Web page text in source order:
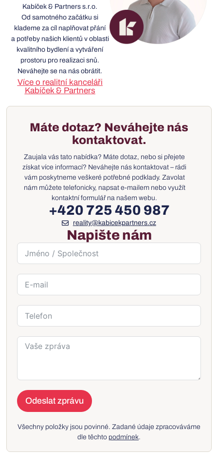
Kabíček & Partners s.r.o.
Od samotného začátku si
klademe za cíl naplňovat přání
a potřeby našich klientů v oblasti
kvalitního bydlení a vytváření
prostoru pro realizaci snů.
Neváhejte se na nás obrátit.
Více o realitní kanceláři
Kabíček & Partners
Máte dotaz? Neváhejte nás
kontaktovat.
Zaujala vás tato nabídka? Máte dotaz, nebo si přejete
získat více informací? Neváhejte nás kontaktovat – rádi
vám poskytneme veškeré potřebné podklady. Zavolat
nám můžete telefonicky, napsat e-mailem nebo využít
kontaktní formulář na našem webu.
+420 725 450 987
reality@kabicekpartners.cz
Napište nám
Odeslat zprávu
Všechny položky jsou povinné. Zadané údaje zpracováváme
dle těchto podmínek.